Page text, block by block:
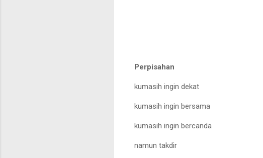
Perpisahan
kumasih ingin dekat
kumasih ingin bersama
kumasih ingin bercanda
namun takdir